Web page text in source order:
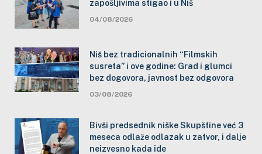
zapošljivima stigao i u Niš
04/08/2026
Niš bez tradicionalnih “Filmskih
susreta” i ove godine: Grad i glumci
bez dogovora, javnost bez odgovora
03/08/2026
Bivši predsednik niške Skupštine već 3
meseca odlaže odlazak u zatvor, i dalje
neizvesno kada ide